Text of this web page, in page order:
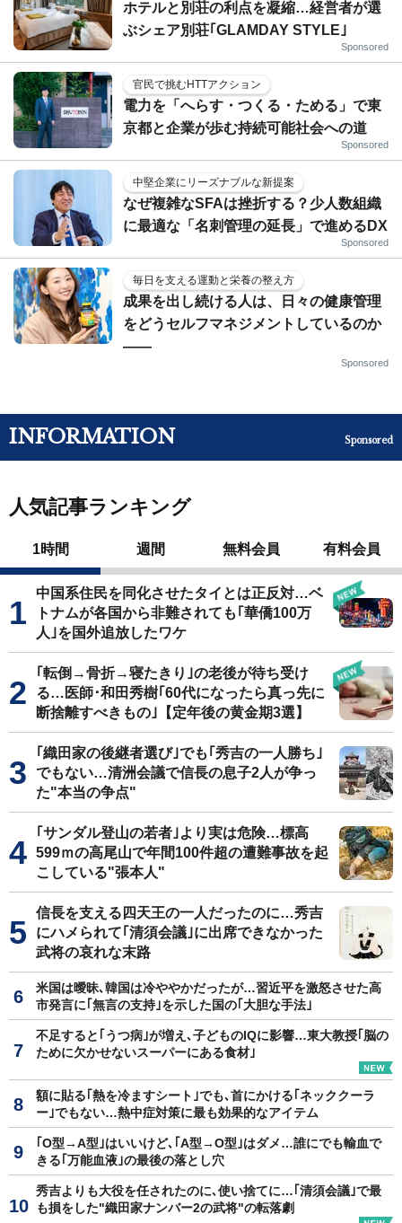
ホテルと別荘の利点を凝縮…経営者が選
ぶシェア別荘｢GLAMDAY STYLE｣
Sponsored
官民で挑むHTTアクション
電力を「へらす・つくる・ためる」で東
京都と企業が歩む持続可能社会への道
Sponsored
中堅企業にリーズナブルな新提案
なぜ複雑なSFAは挫折する？少人数組織
に最適な「名刺管理の延長」で進めるDX
Sponsored
毎日を支える運動と栄養の整え方
成果を出し続ける人は、日々の健康管理
をどうセルフマネジメントしているのか
——
Sponsored
INFORMATION Sponsored
人気記事ランキング
1時間 週間 無料会員 有料会員
中国系住民を同化させたタイとは正反対…ベ
トナムが各国から非難されても｢華僑100万
人｣を国外追放したワケ
｢転倒→骨折→寝たきり｣の老後が待ち受け
る…医師･和田秀樹｢60代になったら真っ先に
断捨離すべきもの｣【定年後の黄金期3選】
｢織田家の後継者選び｣でも｢秀吉の一人勝ち｣
でもない…清洲会議で信長の息子2人が争っ
た"本当の争点"
｢サンダル登山の若者｣より実は危険…標高
599ｍの高尾山で年間100件超の遭難事故を起
こしている"張本人"
信長を支える四天王の一人だったのに…秀吉
にハメられて｢清須会議｣に出席できなかった
武将の哀れな末路
米国は曖昧､韓国は冷ややかだったが…習近平を激怒させた高
市発言に｢無言の支持｣を示した国の｢大胆な手法｣
不足すると｢うつ病｣が増え､子どものIQに影響…東大教授｢脳の
ために欠かせないスーパーにある食材｣
額に貼る｢熱を冷ますシート｣でも､首にかける｢ネッククーラ
ー｣でもない…熱中症対策に最も効果的なアイテム
｢O型→A型｣はいいけど､｢A型→O型｣はダメ…誰にでも輸血で
きる｢万能血液｣の最後の落とし穴
秀吉よりも大役を任されたのに､使い捨てに…｢清須会議｣で最
も損をした"織田家ナンバー2の武将"の転落劇